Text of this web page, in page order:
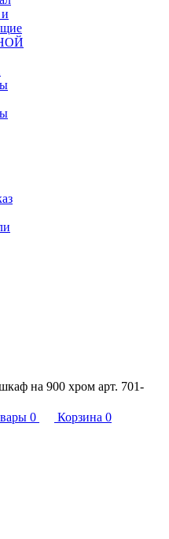
на 900 хром арт. 701-
0 Корзина 0